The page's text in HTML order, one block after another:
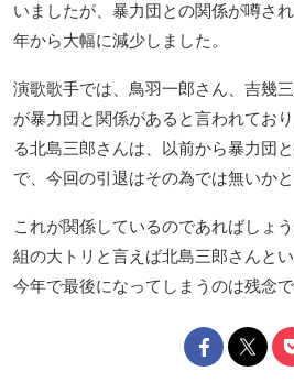
いましたが、暴力団との関係が噂さ
年から大幅に減少しました。
演歌歌手では、鳥羽一郎さん、吉幾
が暴力団と関係があると言われてお
る北島三郎さんは、以前から暴力団
で、今回の引退はその為では無いかと
これが関係しているのであればしょ
組の大トリと言えば北島三郎さんと
今年で最後になってしまうのは残念で